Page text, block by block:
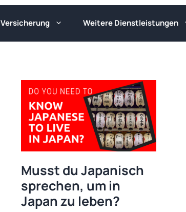
Versicherung Weitere Dienstleistungen
Musst du Japanisch
sprechen, um in
Japan zu leben?